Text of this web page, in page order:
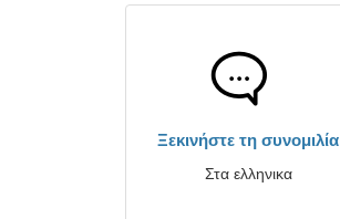
Ξεκινήστε τη συνομιλία
Στα ελληνικα